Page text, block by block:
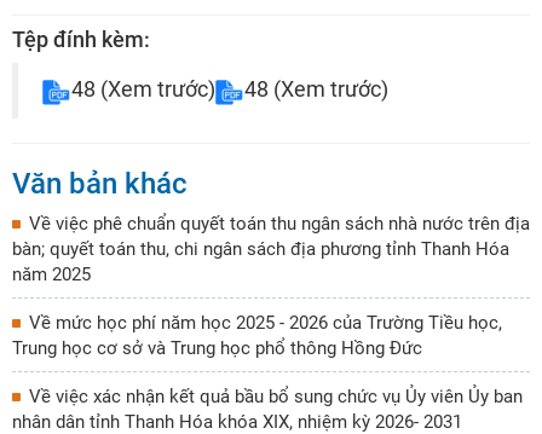
Tệp đính kèm:
48 (Xem trước) 48 (Xem trước)
Văn bản khác
Về việc phê chuẩn quyết toán thu ngân sách nhà nước trên địa
bàn; quyết toán thu, chi ngân sách địa phương tỉnh Thanh Hóa
năm 2025
Về mức học phí năm học 2025 - 2026 của Trường Tiều học,
Trung học cơ sở và Trung học phổ thông Hồng Đức
Về việc xác nhận kết quả bầu bổ sung chức vụ Ủy viên Ủy ban
nhân dân tỉnh Thanh Hóa khóa XIX, nhiệm kỳ 2026- 2031